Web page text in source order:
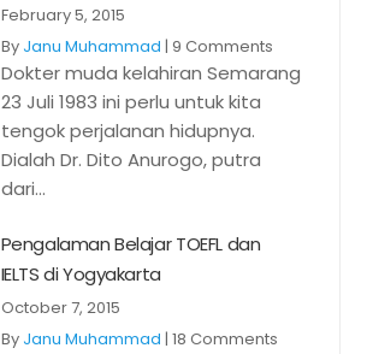
February 5, 2015
By Janu Muhammad | 9 Comments
Dokter muda kelahiran Semarang
23 Juli 1983 ini perlu untuk kita
tengok perjalanan hidupnya.
Dialah Dr. Dito Anurogo, putra
dari...
Pengalaman Belajar TOEFL dan
IELTS di Yogyakarta
October 7, 2015
By Janu Muhammad | 18 Comments